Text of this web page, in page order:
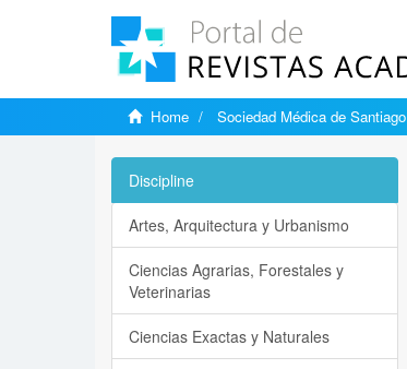
Home Sociedad Médica de Santiago
Discipline
Artes, Arquitectura y Urbanismo
Ciencias Agrarias, Forestales y
Veterinarias
Ciencias Exactas y Naturales